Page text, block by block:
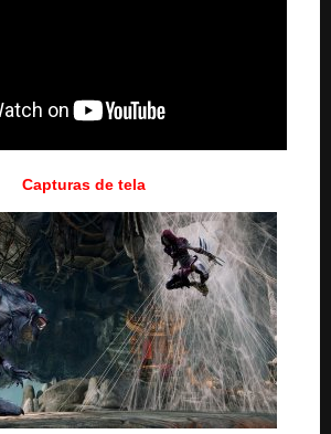
Capturas de tela